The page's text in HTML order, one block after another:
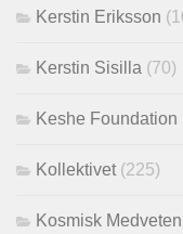
Kerstin Eriksson
Kerstin Sisilla (70)
Keshe
Kollektivet (225)
Kosmisk